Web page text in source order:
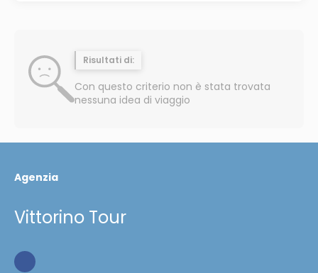
Risultati di:
Con questo criterio non è stata trovata
nessuna idea di viaggio
Agenzia
Vittorino Tour